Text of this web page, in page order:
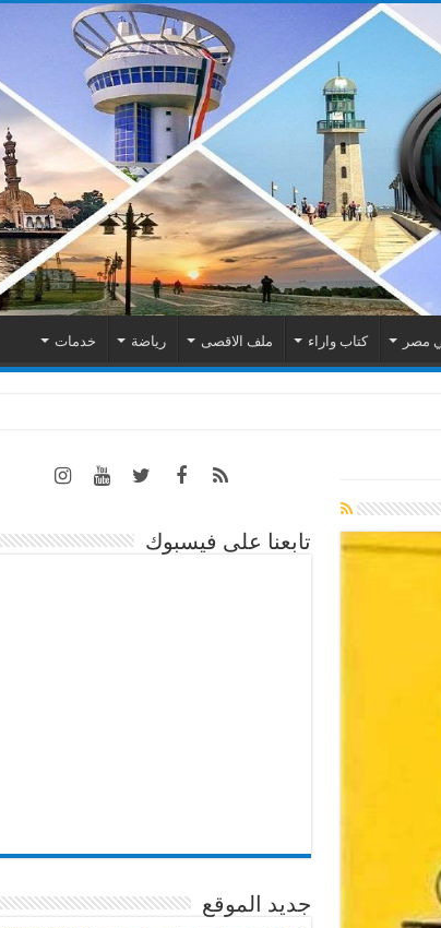
مصر كتاب واراء ملف الاقصى رياضة خدمات
تابعنا على فيسبوك
جديد الموقع